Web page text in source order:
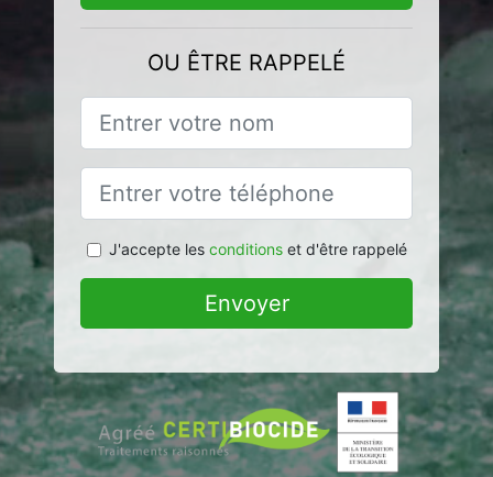
OU ÊTRE RAPPELÉ
J'accepte les conditionset d'être rappelé
Envoyer